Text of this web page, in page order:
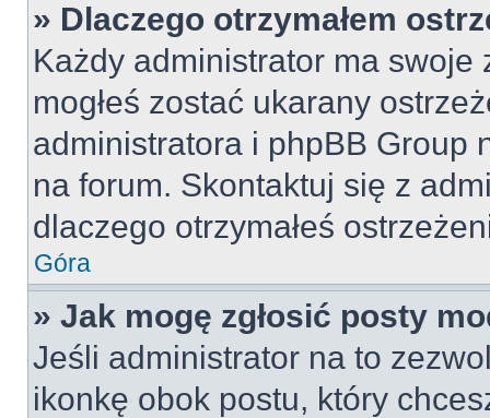
» Dlaczego otrzymałem
Każdy administrator ma swoje
mogłeś zostać ukarany
administratora i phpBB Group
na forum. Skontaktuj się z
dlaczego otrzymałeś
Góra
» Jak mogę zgłosić posty
Jeśli administrator na to
ikonkę obok postu, który